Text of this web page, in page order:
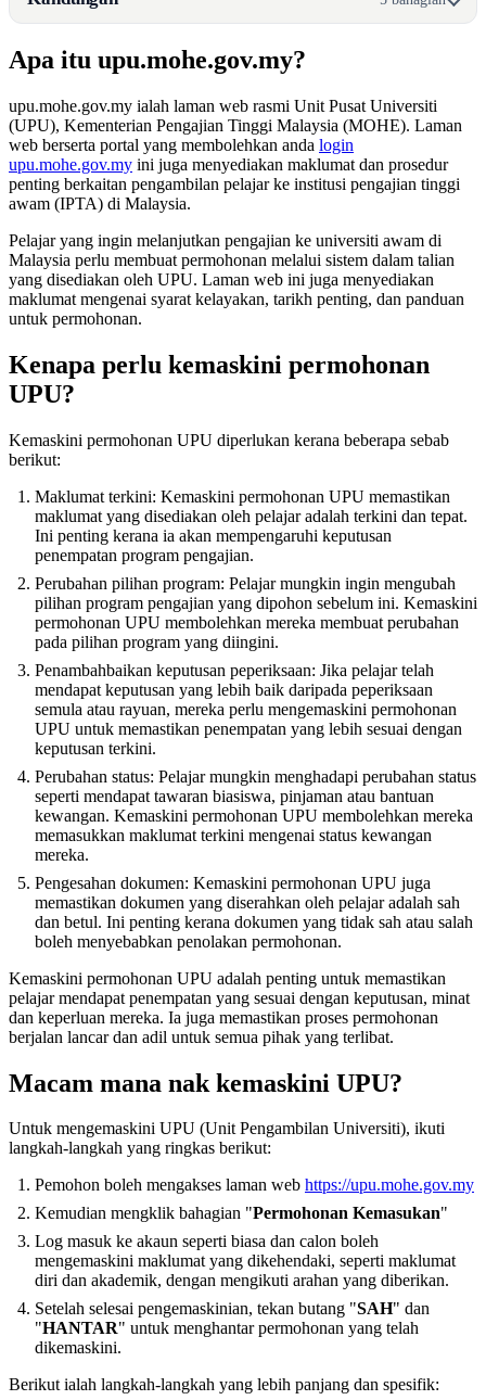
Apa itu upu.mohe.gov.my?
upu.mohe.gov.my ialah laman web rasmi Unit Pusat Universiti
(UPU), Kementerian Pengajian Tinggi Malaysia (MOHE). Laman
web berserta portal yang membolehkan anda login
upu.mohe.gov.my ini juga menyediakan maklumat dan prosedur
penting berkaitan pengambilan pelajar ke institusi pengajian tinggi
awam (IPTA) di Malaysia.
Pelajar yang ingin melanjutkan pengajian ke universiti awam di
Malaysia perlu membuat permohonan melalui sistem dalam talian
yang disediakan oleh UPU. Laman web ini juga menyediakan
maklumat mengenai syarat kelayakan, tarikh penting, dan panduan
untuk permohonan.
Kenapa perlu kemaskini permohonan
UPU?
Kemaskini permohonan UPU diperlukan kerana beberapa sebab
berikut:
Maklumat terkini: Kemaskini permohonan UPU memastikan
maklumat yang disediakan oleh pelajar adalah terkini dan tepat.
Ini penting kerana ia akan mempengaruhi keputusan
penempatan program pengajian.
Perubahan pilihan program: Pelajar mungkin ingin mengubah
pilihan program pengajian yang dipohon sebelum ini. Kemaskini
permohonan UPU membolehkan mereka membuat perubahan
pada pilihan program yang diingini.
Penambahbaikan keputusan peperiksaan: Jika pelajar telah
mendapat keputusan yang lebih baik daripada peperiksaan
semula atau rayuan, mereka perlu mengemaskini permohonan
UPU untuk memastikan penempatan yang lebih sesuai dengan
keputusan terkini.
Perubahan status: Pelajar mungkin menghadapi perubahan status
seperti mendapat tawaran biasiswa, pinjaman atau bantuan
kewangan. Kemaskini permohonan UPU membolehkan mereka
memasukkan maklumat terkini mengenai status kewangan
mereka.
Pengesahan dokumen: Kemaskini permohonan UPU juga
memastikan dokumen yang diserahkan oleh pelajar adalah sah
dan betul. Ini penting kerana dokumen yang tidak sah atau salah
boleh menyebabkan penolakan permohonan.
Kemaskini permohonan UPU adalah penting untuk memastikan
pelajar mendapat penempatan yang sesuai dengan keputusan, minat
dan keperluan mereka. Ia juga memastikan proses permohonan
berjalan lancar dan adil untuk semua pihak yang terlibat.
Macam mana nak kemaskini UPU?
Untuk mengemaskini UPU (Unit Pengambilan Universiti), ikuti
langkah-langkah yang ringkas berikut:
Pemohon boleh mengakses laman web https://upu.mohe.gov.my
Kemudian mengklik bahagian "Permohonan Kemasukan"
Log masuk ke akaun seperti biasa dan calon boleh
mengemaskini maklumat yang dikehendaki, seperti maklumat
diri dan akademik, dengan mengikuti arahan yang diberikan.
Setelah selesai pengemaskinian, tekan butang "SAH" dan
"HANTAR" untuk menghantar permohonan yang telah
dikemaskini.
Berikut ialah langkah-langkah yang lebih panjang dan spesifik: